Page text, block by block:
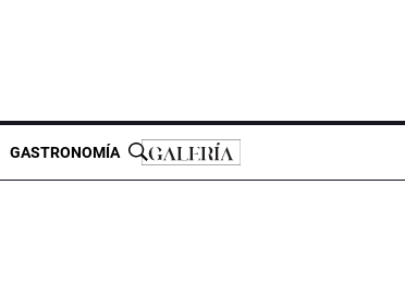
GASTRONOMÍA